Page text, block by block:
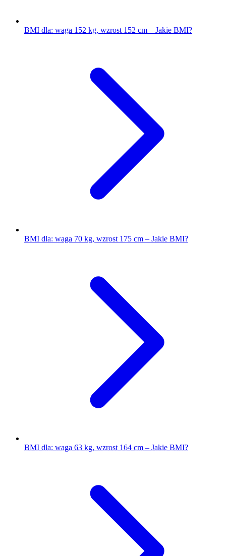
BMI dla: waga 152 kg, wzrost 152 cm – Jakie BMI?
BMI dla: waga 70 kg, wzrost 175 cm – Jakie BMI?
BMI dla: waga 63 kg, wzrost 164 cm – Jakie BMI?